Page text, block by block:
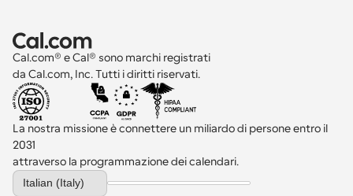
Cal.com® e Cal® sono marchi registrati
da Cal.com, Inc. Tutti i diritti riservati.
La nostra missione è connettere un miliardo di persone entro il
2031
attraverso la programmazione dei calendari.
Select Language
Italian (Italy)